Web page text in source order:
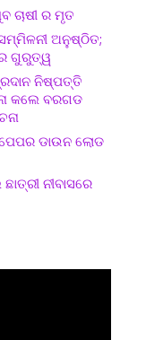
ଚାଷୀ ର ମୃତ
ଅନୁଷ୍ଠିତ;
ଗୁରୁତ୍ୱ
ନିଷ୍ପତ୍ତି
କଲେ ବରଗଡ
ଡାଉନ ଲୋଡ
ନୀବାସରେ